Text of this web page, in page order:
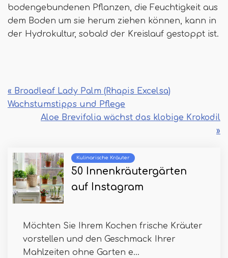
bodengebundenen Pflanzen, die Feuchtigkeit aus
dem Boden um sie herum ziehen können, kann in
der Hydrokultur, sobald der Kreislauf gestoppt ist.
« Broadleaf Lady Palm (Rhapis Excelsa)
Wachstumstipps und Pflege
Aloe Brevifolia wächst das klobige Krokodil
»
Kulinarische Kräuter
50 Innenkräutergärten
auf Instagram
Möchten Sie Ihrem Kochen frische Kräuter
vorstellen und den Geschmack Ihrer
Mahlzeiten ohne Garten e...